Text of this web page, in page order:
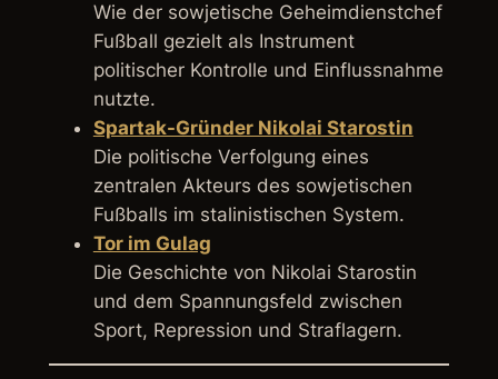
Wie der sowjetische Geheimdienstchef
Fußball gezielt als Instrument
politischer Kontrolle und Einflussnahme
nutzte.
Spartak-Gründer Nikolai Starostin
Die politische Verfolgung eines
zentralen Akteurs des sowjetischen
Fußballs im stalinistischen System.
Tor im Gulag
Die Geschichte von Nikolai Starostin
und dem Spannungsfeld zwischen
Sport, Repression und Straflagern.